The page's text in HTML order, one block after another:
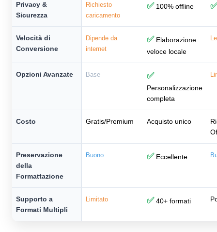
Privacy &
Sicurezza
Richiesto
caricamento
✅100% offline ✅
Velocità di
Conversione
Dipende da
internet
✅Elaborazione
veloce locale
Opzioni Avanzate Base ✅
Personalizzazione
completa
Costo Gratis/Premium Acquisto unico
Preservazione
della
Formattazione
Buono ✅Eccellente
Supporto a
Formati Multipli
Limitato ✅40+ formati